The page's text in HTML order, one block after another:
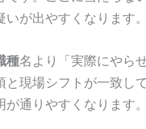
が出やすくなります。
種名より「実際にやら
と現場シフトが一致し
通りやすくなります。